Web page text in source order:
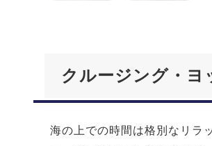
クルージング・ヨ
海の上での時間は格別なリラ